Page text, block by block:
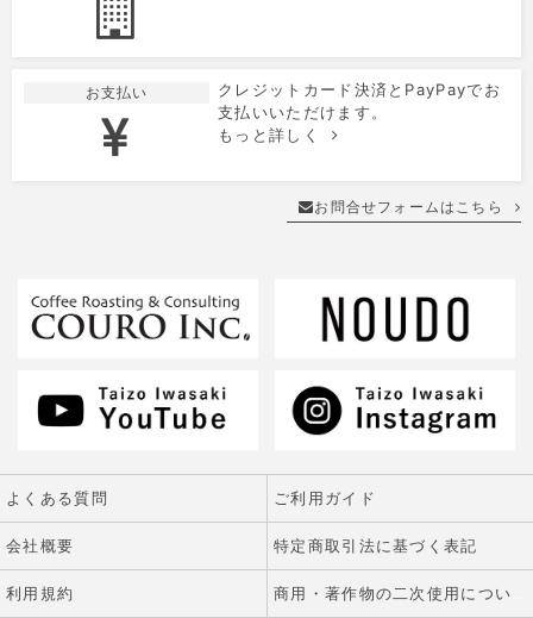
お支払い
クレジットカード決済とPayPayでお
支払いいただけます。
もっと詳しく
お問合せフォームはこちら
よくある質問 ご利用ガイド
会社概要 特定商取引法に基づく表記
利用規約